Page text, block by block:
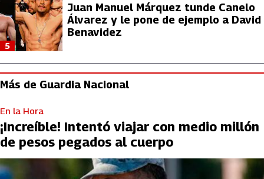
Juan Manuel Márquez tunde Canelo
Álvarez y le pone de ejemplo a David
Benavidez
5
Más de Guardia Nacional
En la Hora
¡Increíble! Intentó viajar con medio millón
de pesos pegados al cuerpo